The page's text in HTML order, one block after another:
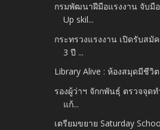
กรมพัฒนาฝีมือแรงงาน จับมือ
Up skil...
กระทรวงแรงงาน เปิดรับส
3 ปี ...
Library Alive : ห้องสมุดมีชีวิ
รองผู้ว่าฯ จักกพันธุ์ ตรวจจุด
แก้...
เตรียมขยาย Saturday